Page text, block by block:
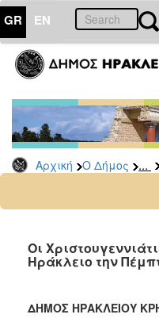
GR EN
Αρχική Ο Δήμος ...
ΔΗΜΟΣ
Δελτία
Τύπου
Αρχείο
2026
2024
2022
2020
Οι
Ηράκλειο την
ΔΗΜΟΣ ΗΡΑΚΛΕΙΟΥ